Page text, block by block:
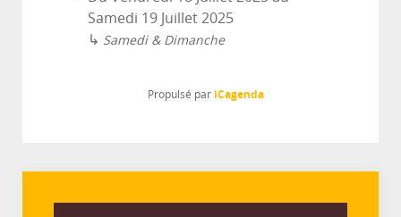
Samedi 19 Juillet 2025
↳ Samedi & Dimanche
Propulsé par iCagenda